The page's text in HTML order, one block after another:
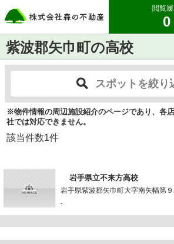
閲覧
0
紫波郡矢巾町の高校
スポットを絞り
※物件情報の周辺施設紹介のページであり、各
社では対応できません。
該当件数1件
岩手県立不来方高校
岩手県紫波郡矢巾町大字南矢幅第
-